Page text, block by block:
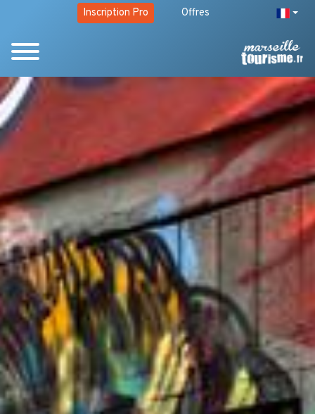
Inscription Pro Offres